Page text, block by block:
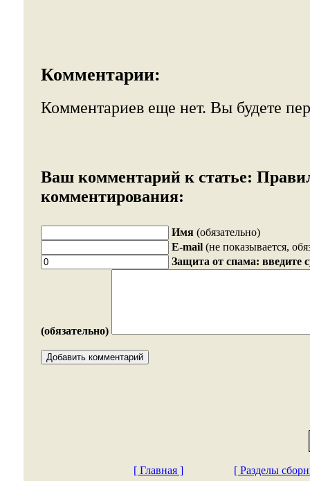
Комментарии:
Комментариев еще нет. Вы будете
Ваш комментарий к статье:
комментирования:
Имя (обязательно)
E-mail (не показывается,
Защита от спама: введите
(обязательно)
[ Главная ]
[ Разделы